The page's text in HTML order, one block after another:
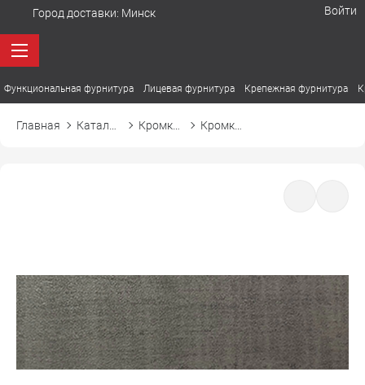
Город доставки: Минск Войти
Функциональная фурнитура Лицевая фурнитура Крепежная фурнитура
Главная